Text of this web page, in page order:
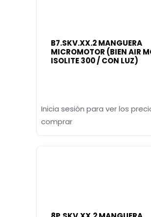
B7.SKV.XX.2 MANGUERA
MICROMOTOR (BIEN AIR
ISOLITE 300 / CON LUZ)
Inicia sesión para ver los
comprar